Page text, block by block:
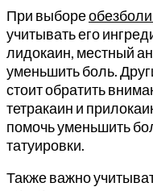
При выборе
учитывать его
лидокаин, местный
уменьшить боль.
стоит обратить
тетракаин и
помочь уменьшить
татуировки.
Также важно